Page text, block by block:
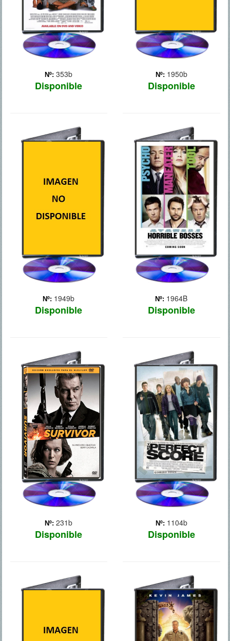
Nº: 353b
Disponible
Nº: 1950b
Disponible
Nº: 1949b
Disponible
Nº: 1964B
Disponible
COMO
ACABAR CON TU
JEFE
Nº: 231b
Disponible
EXPOSADOS
Nº: 1104b
Disponible
THE PERFECT
SCORE
ZOOLOCO